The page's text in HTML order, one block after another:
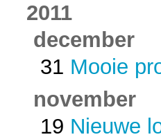
2011
december
31 Mooie
november
19 Nieuwe